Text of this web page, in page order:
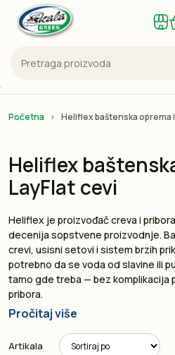
Početna Heliflex baštenska oprema
Heliflex
LayFlat cevi
Heliflex je proizvođač creva i
decenija sopstvene proizvodnje.
crevi, usisni setovi i sistem brzih
potrebno da se voda od slavine ili
tamo gde treba — bez komplikacija
pribora.
Pročitaj više
Artikala